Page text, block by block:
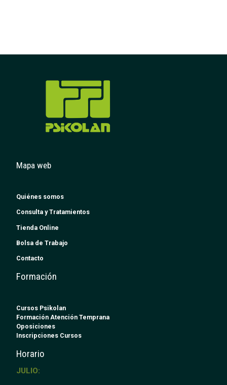
Mapa web
Quiénes somos
Consulta y Tratamientos
Tienda Online
Bolsa de Trabajo
Contacto
Formación
Cursos Psikolan
Formación Atención Temprana
Oposiciones
Inscripciones Cursos
Horario
JULIO: